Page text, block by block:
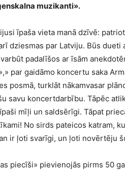
muzikanti».
īpaša vieta manā dzīvē:
dziesmas par Latviju. Būs dueti
padalīšos ar īsām
par gaidāmo koncertu saka
posmā, turklāt nākamvasar
savu koncertdarbību. Tāpēc
mīļi un saldsērīgi. Tāpat
No sirds pateicos katram,
ir ļoti svarīgi, un ļoti novērtēju
piecīši» pievienojās pirms 50